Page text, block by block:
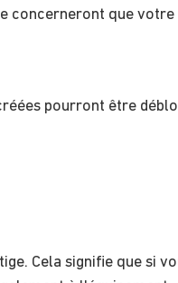
concerneront que
pourront être
Cela signifie que si